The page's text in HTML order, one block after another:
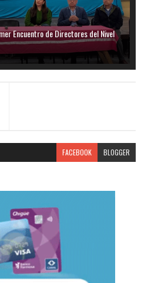
Encuentro de Directores del Nivel
FACEBOOK BLOGGER